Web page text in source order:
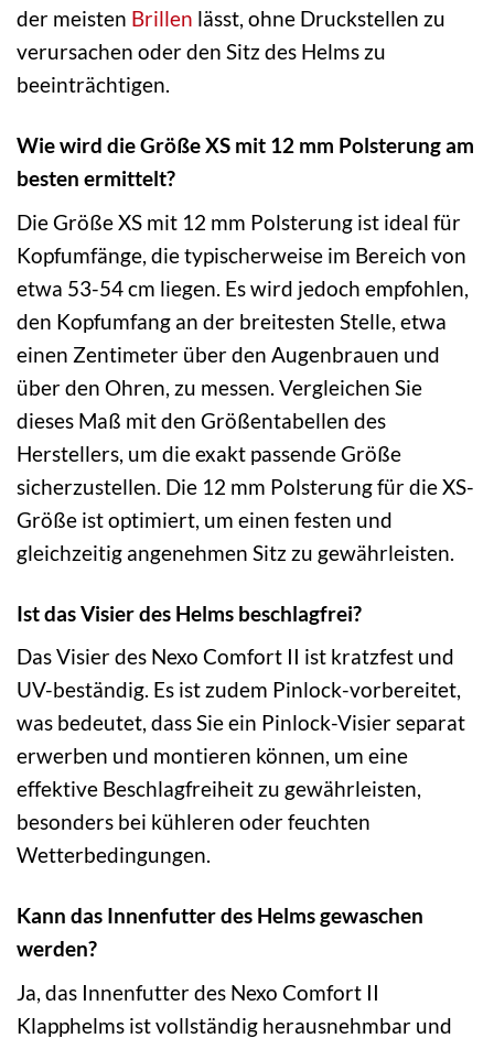
der meisten Brillen lässt, ohne Druckstellen zu
verursachen oder den Sitz des Helms zu
beeinträchtigen.
Wie wird die Größe XS mit 12 mm Polsterung am
besten ermittelt?
Die Größe XS mit 12 mm Polsterung ist ideal für
Kopfumfänge, die typischerweise im Bereich von
etwa 53-54 cm liegen. Es wird jedoch empfohlen,
den Kopfumfang an der breitesten Stelle, etwa
einen Zentimeter über den Augenbrauen und
über den Ohren, zu messen. Vergleichen Sie
dieses Maß mit den Größentabellen des
Herstellers, um die exakt passende Größe
sicherzustellen. Die 12 mm Polsterung für die XS-
Größe ist optimiert, um einen festen und
gleichzeitig angenehmen Sitz zu gewährleisten.
Ist das Visier des Helms beschlagfrei?
Das Visier des Nexo Comfort II ist kratzfest und
UV-beständig. Es ist zudem Pinlock-vorbereitet,
was bedeutet, dass Sie ein Pinlock-Visier separat
erwerben und montieren können, um eine
effektive Beschlagfreiheit zu gewährleisten,
besonders bei kühleren oder feuchten
Wetterbedingungen.
Kann das Innenfutter des Helms gewaschen
werden?
Ja, das Innenfutter des Nexo Comfort II
Klapphelms ist vollständig herausnehmbar und